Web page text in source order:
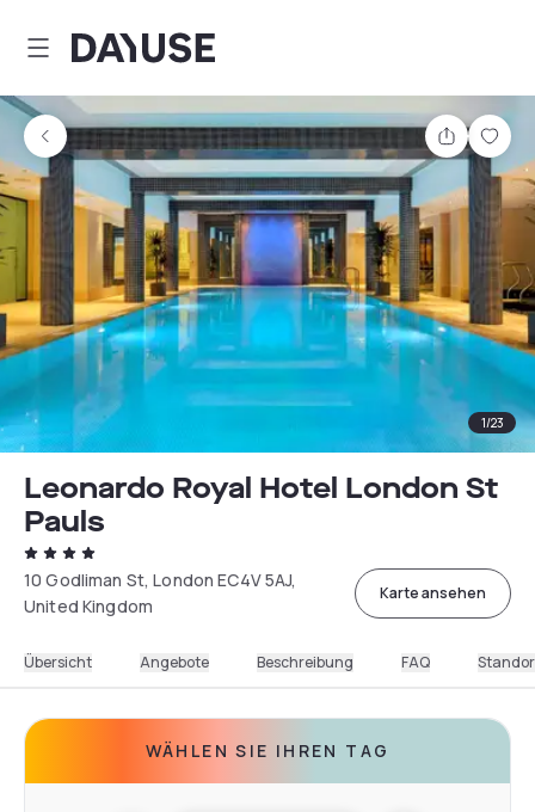
Dayuse
Teilen
1/23
Leonardo Royal Hotel London St
Pauls
10 Godliman St, London EC4V 5AJ,
United Kingdom
Karte ansehen
Übersicht Angebote Beschreibung FAQ
WÄHLEN SIE IHREN TAG